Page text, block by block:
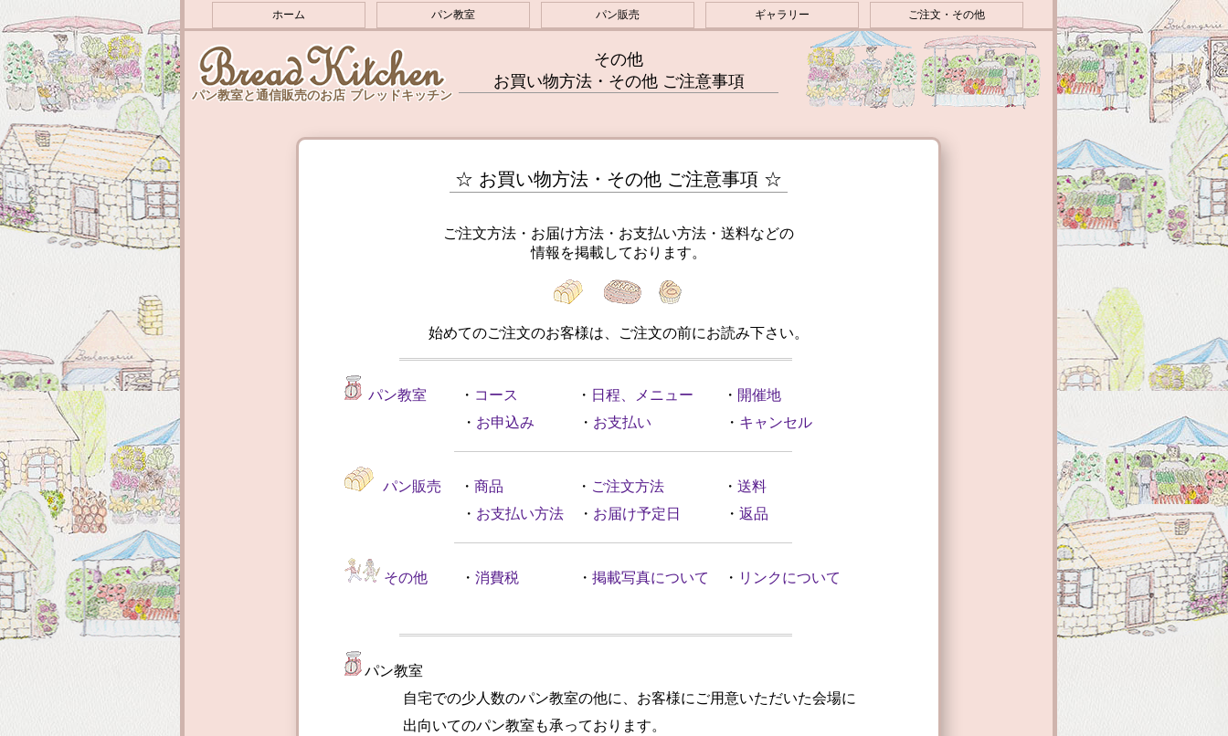
パン教室と通信販売のお店 ブレッドキッチン
ホーム パン教室 パン販売 ギャラリー ご注文・その他
その他
お買い物方法・その他 ご注意事項
☆ お買い物方法・その他 ご注意事項 ☆
ご注文方法・お届け方法・お支払い方法・送料などの
情報を掲載しております。
始めてのご注文のお客様は、ご注文の前にお読み下さい。
パン教室 ・ コース ・ 日程、メニュー ・ 開催地
・ お申込み ・ お支払い ・ キャンセル
パン販売 ・ 商品 ・ ご注文方法 ・ 送料
・ お支払い方法 ・ お届け予定日 ・ 返品
その他 ・ 消費税 ・ 掲載写真について ・ リンクについて
パン教室
自宅での少人数のパン教室の他に、お客様にご用意いただいた会場に
出向いてのパン教室も承っております。